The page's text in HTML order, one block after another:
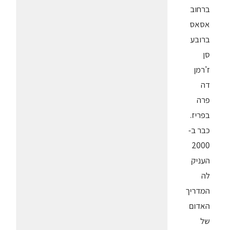
ברחוב
אסאס
ברובע
סן
ז'רמן
דה
פרה
בפריז.
כבר ב-
2000
העניק
לה
המדריך
האדום
של